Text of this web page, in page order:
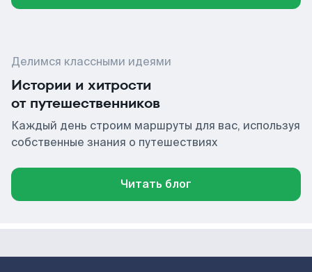
Делимся классными идеями
Истории и хитрости
от путешественников
Каждый день строим маршруты для вас, используя
собственные знания о путешествиях
Читать блог